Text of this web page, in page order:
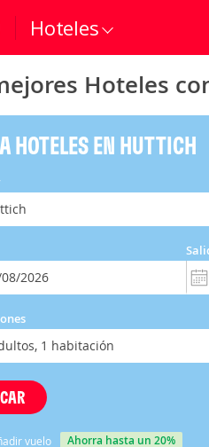
Hoteles
Hoteles
HOTELES EN HUTTICH
vuelo ahorra hasta un 20%